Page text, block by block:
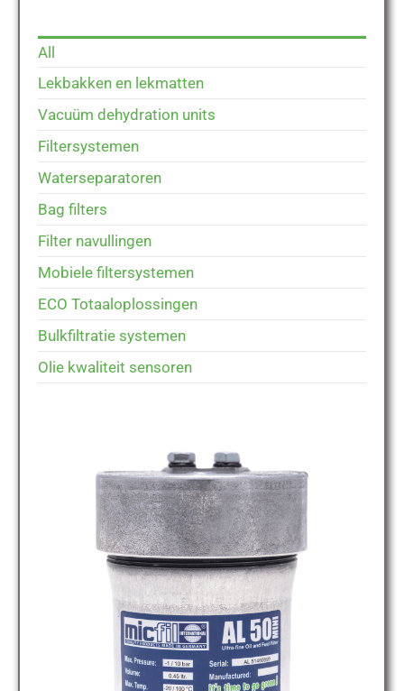
All
Lekbakken en lekmatten
Vacuüm dehydration units
Filtersystemen
Waterseparatoren
Bag filters
Filter navullingen
Mobiele filtersystemen
ECO Totaaloplossingen
Bulkfiltratie systemen
Olie kwaliteit sensoren
MICFIL AL50 MINI